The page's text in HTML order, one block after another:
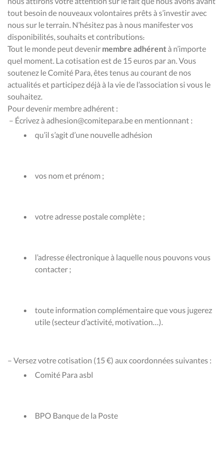
tout besoin de nouveaux volontaires prêts à s’investir avec
nous sur le terrain. N’hésitez pas à nous manifester vos
disponibilités, souhaits et contributions.
Tout le monde peut devenir membre adhérent à n’importe
quel moment. La cotisation est de 15 euros par an. Vous
soutenez le Comité Para, êtes tenus au courant de nos
actualités et participez déjà à la vie de l’association si vous le
souhaitez.
Pour devenir membre adhérent :
– Écrivez à adhesion@comitepara.be en mentionnant :
qu’il s’agit d’une nouvelle adhésion
vos nom et prénom ;
votre adresse postale complète ;
l’adresse électronique à laquelle nous pouvons vous
contacter ;
toute information complémentaire que vous jugerez
utile (secteur d’activité, motivation…).
– Versez votre cotisation (15 €) aux coordonnées suivantes :
Comité Para asbl
BPO Banque de la Poste